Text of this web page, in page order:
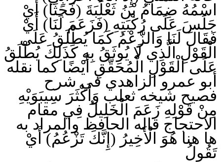
اسْمُهُ ضِمَامُ بْنُ ثَعْلَبَةَ (فَجَثَا) أَيْ
جَلَسَ عَلَى رُكْبَتِهِ (فَزَعَمَ لَنَا) أَيْ
فَقَالَ لَنَا وَالزَّعْمُ كَمَا يُطْلَقُ عَلَى
الْقَوْلِ الَّذِي لَا يُوثَقُ بِهِ كَذَلِكَ يُطْلَقُ
عَلَى الْقَوْلِ الْمُحَقَّقِ أَيْضًا كما نقله
أبو عمرو الزاهدي في شرح
فصيح شيخه ثعلب وَأَكْثَرَ سِيبَوَيْهِ
مِنْ قَوْلِهِ زَعَمَ الْخَلِيلُ فِي مقام
الاحتجاج قاله الحافظ والمراد به
ها هنا هُوَ الْأَخِيرُ (إِنَّكَ تَزْعُمُ) أَيْ
تَقُولُ